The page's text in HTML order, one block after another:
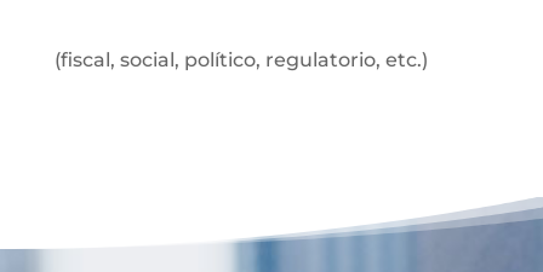
(fiscal, social, político, regulatorio, etc.)